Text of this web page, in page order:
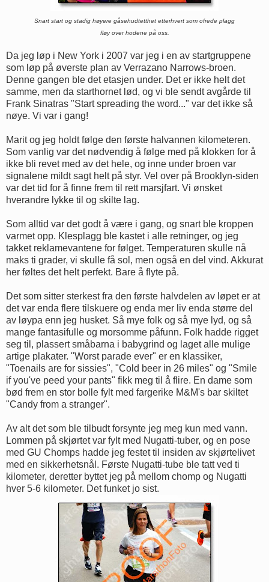
Snart start og stadig høyere gåsehudtetthet etterhvert som ofrede plagg
fløy over hodene på oss.
Da jeg løp i New York i 2007 var jeg i en av startgruppene
som løp på øverste plan av Verrazano Narrows-broen.
Denne gangen ble det etasjen under. Det er ikke helt det
samme, men da starthornet lød, og vi ble sendt avgårde til
Frank Sinatras "Start spreading the word..." var det ikke så
nøye. Vi var i gang!
Marit og jeg holdt følge den første halvannen kilometeren.
Som vanlig var det nødvendig å følge med på klokken for å
ikke bli revet med av det hele, og inne under broen var
signalene mildt sagt helt på styr. Vel over på Brooklyn-siden
var det tid for å finne frem til rett marsjfart. Vi ønsket
hverandre lykke til og skilte lag.
Som alltid var det godt å være i gang, og snart ble kroppen
varmet opp. Klesplagg ble kastet i alle retninger, og jeg
takket reklamevantene for følget. Temperaturen skulle nå
maks ti grader, vi skulle få sol, men også en del vind. Akkurat
her føltes det helt perfekt. Bare å flyte på.
Det som sitter sterkest fra den første halvdelen av løpet er at
det var enda flere tilskuere og enda mer liv enda større del
av løypa enn jeg husket. Så mye folk og så mye lyd, og så
mange fantasifulle og morsomme påfunn. Folk hadde rigget
seg til, plassert småbarna i babygrind og laget alle mulige
artige plakater. "Worst parade ever" er en klassiker,
"Toenails are for sissies", "Cold beer in 26 miles" og "Smile
if you've peed your pants" fikk meg til å flire. En dame som
bød frem en stor bolle fylt med fargerike M&M's bar skiltet
"Candy from a stranger".
Av alt det som ble tilbudt forsynte jeg meg kun med vann.
Lommen på skjørtet var fylt med Nugatti-tuber, og en pose
med GU Chomps hadde jeg festet til insiden av skjørtelivet
med en sikkerhetsnål. Første Nugatti-tube ble tatt ved ti
kilometer, deretter byttet jeg på mellom chomp og Nugatti
hver 5-6 kilometer. Det funket jo sist.